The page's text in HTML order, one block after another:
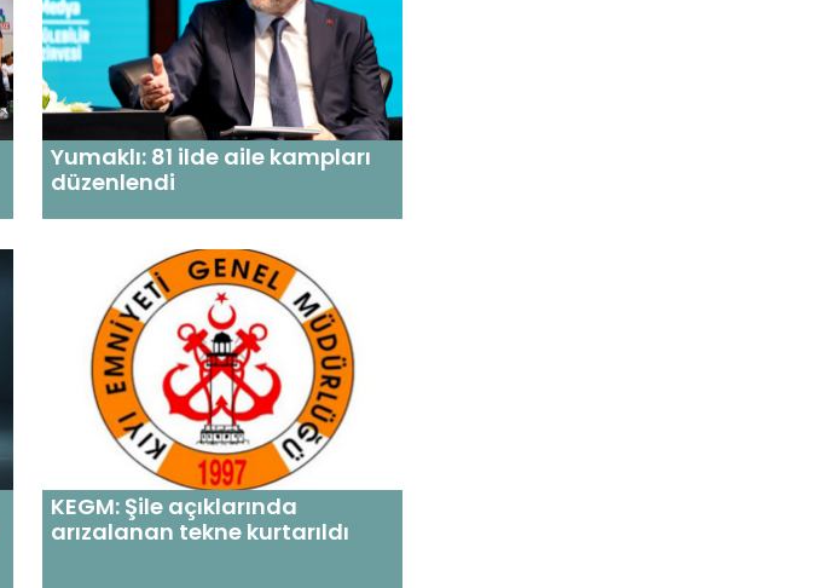
Yumaklı: 81 ilde aile kampları
düzenlendi
KEGM: Şile açıklarında
arızalanan tekne kurtarıldı